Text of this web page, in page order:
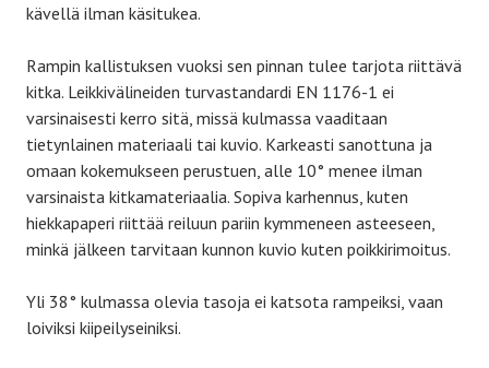
kävellä ilman käsitukea.
Rampin kallistuksen vuoksi sen pinnan tulee tarjota riittävä
kitka. Leikkivälineiden turvastandardi EN 1176-1 ei
varsinaisesti kerro sitä, missä kulmassa vaaditaan
tietynlainen materiaali tai kuvio. Karkeasti sanottuna ja
omaan kokemukseen perustuen, alle 10° menee ilman
varsinaista kitkamateriaalia. Sopiva karhennus, kuten
hiekkapaperi riittää reiluun pariin kymmeneen asteeseen,
minkä jälkeen tarvitaan kunnon kuvio kuten poikkirimoitus.
Yli 38° kulmassa olevia tasoja ei katsota rampeiksi, vaan
loiviksi kiipeilyseiniksi.